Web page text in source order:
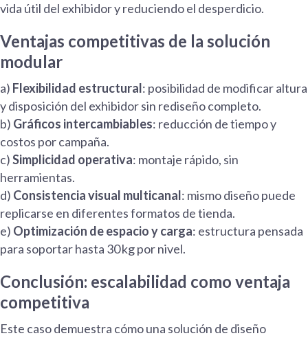
vida útil del exhibidor y reduciendo el desperdicio.
Ventajas competitivas de la solución
modular
a) Flexibilidad estructural: posibilidad de modificar altura
y disposición del exhibidor sin rediseño completo.
b) Gráficos intercambiables: reducción de tiempo y
costos por campaña.
c)Simplicidad operativa: montaje rápido, sin
herramientas.
d) Consistencia visual multicanal: mismo diseño puede
replicarse en diferentes formatos de tienda.
e) Optimización de espacio y carga: estructura pensada
para soportar hasta 30 kg por nivel.
Conclusión: escalabilidad como ventaja
competitiva
Este caso demuestra cómo una solución de diseño